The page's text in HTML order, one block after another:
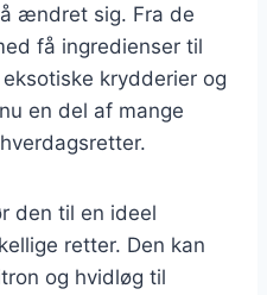
ændret sig. Fra de
få ingredienser til
krydderier og
en del af mange
den til en ideel
retter. Den kan
og hvidløg til